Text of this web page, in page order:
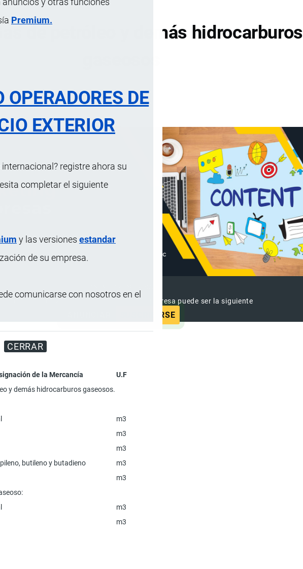
Premium.
OPERADORES DE
EXTERIOR
registre ahora su
completar el siguiente
y las versiones estandar
de su empresa.
comunicarse con nosotros en el
CERRAR
de petróleo y demás hidrocarburos
ÍNDICE DE CONTENIDOS
de visitantes ya vieron este anuncio, tu empresa puede ser la siguiente
SUSCRIBIRSE
de la Mercancía
U.F
y demás hidrocarburos gaseosos.
m3
m3
m3
butileno y butadieno
m3
m3
m3
m3